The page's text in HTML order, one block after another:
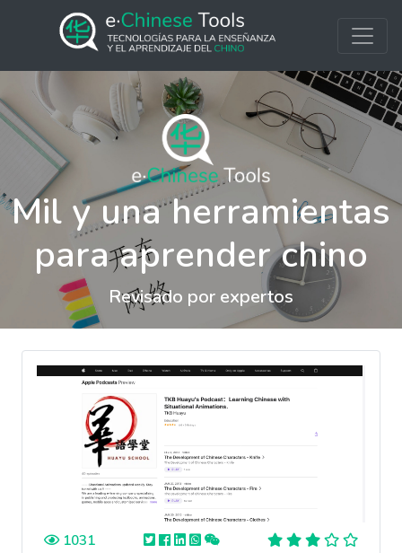
Mil y una herramientas
para aprender chino
Revisado por expertos
1031